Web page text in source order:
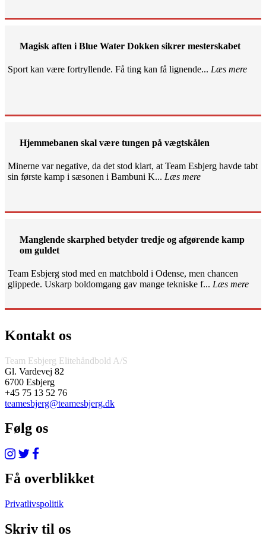
Magisk aften i Blue Water Dokken sikrer mesterskabet
Sport kan være fortryllende. Få ting kan få lignende... Læs mere
Hjemmebanen skal være tungen på vægtskålen
Minerne var negative, da det stod klart, at Team Esbjerg havde tabt
sin første kamp i sæsonen i Bambuni K... Læs mere
Manglende skarphed betyder tredje og afgørende kamp
om guldet
Team Esbjerg stod med en matchbold i Odense, men chancen
glippede. Uskarp boldomgang gav mange tekniske f... Læs mere
Kontakt os
Team Esbjerg Elitehåndbold A/S
Gl. Vardevej 82
6700 Esbjerg
+45 75 13 52 76
teamesbjerg@teamesbjerg.dk
Følg os
Få overblikket
Privatlivspolitik
Skriv til os